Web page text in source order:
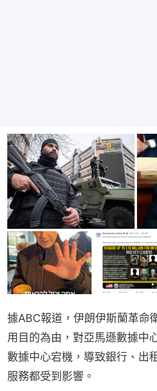
據ABC報道，伊朗伊斯蘭革命
用目的為由，對亞馬遜數據中
數據中心宕機，導致銀行、出
服務都受到影響。